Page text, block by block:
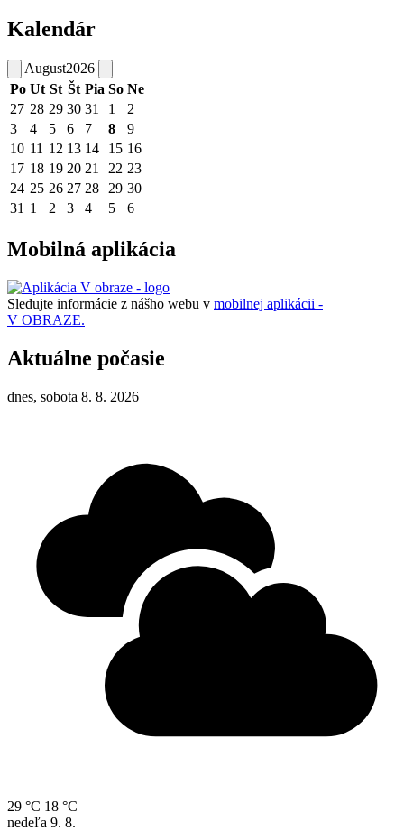
Kalendár
August2026
Po Ut St Št Pia So Ne
27 28 29 30 31 1
2
3
4 5 6 7 8
9
10 11 12 13 14 15 16
17 18 19 20 21 22 23
24 25 26 27 28 29 30
31 1 2 3 4 5 6
Mobilná aplikácia
Sledujte informácie z nášho webu v mobilnej aplikácii -
V OBRAZE.
Aktuálne počasie
dnes, sobota 8. 8. 2026
29 °C 18 °C
nedeľa 9. 8.